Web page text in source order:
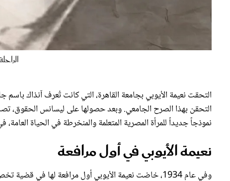
نموذجاً جديداً للمرأة المصرية المتعلمة والمنخرطة في الحياة
نعيمة الأيوبي في أول مرافعة
وفي عام 1934، خاضت نعيمة الأيوبي أول مرافعة لها في